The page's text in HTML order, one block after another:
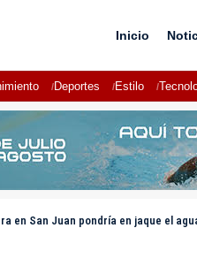
Inicio
Deportes Estilo
en San Juan pondría en jaque el